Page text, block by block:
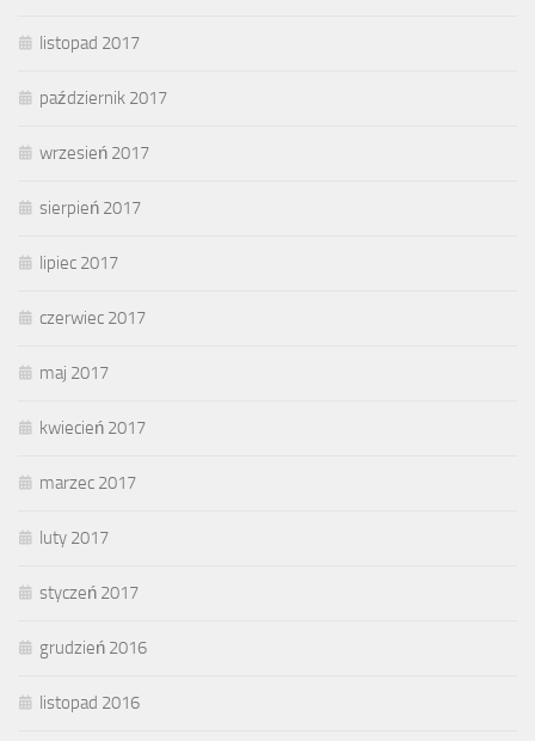
listopad 2017
październik 2017
wrzesień 2017
sierpień 2017
lipiec 2017
czerwiec 2017
maj 2017
kwiecień 2017
marzec 2017
luty 2017
styczeń 2017
grudzień 2016
listopad 2016